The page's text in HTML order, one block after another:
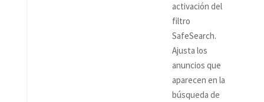
activación del
filtro
SafeSearch.
Ajusta los
anuncios que
aparecen en la
búsqueda de